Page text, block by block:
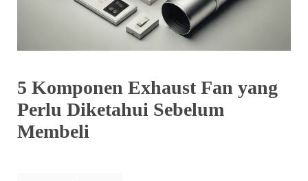
5 Komponen Exhaust Fan yang
Perlu Diketahui Sebelum
Membeli